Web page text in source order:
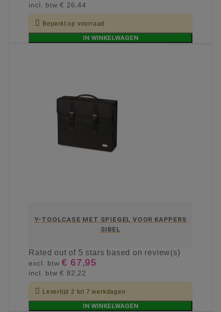
incl. btw€ 26,44
 Beperkt op voorraad
IN WINKELWAGEN
Y-TOOLCASE MET SPIEGEL VOOR KAPPERS
SIBEL
Ratedout of 5 stars based on review(s)
excl. btw€ 67,95
incl. btw€ 82,22
 Levertijd 2 tot 7 werkdagen
IN WINKELWAGEN